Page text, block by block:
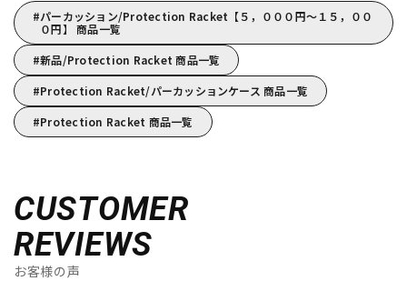
パーカッション/Protection Racket【５，０００円～１５，００
０円】 商品一覧
新品/Protection Racket 商品一覧
Protection Racket/パーカッションケース 商品一覧
Protection Racket 商品一覧
CUSTOMER
REVIEWS
お客様の声